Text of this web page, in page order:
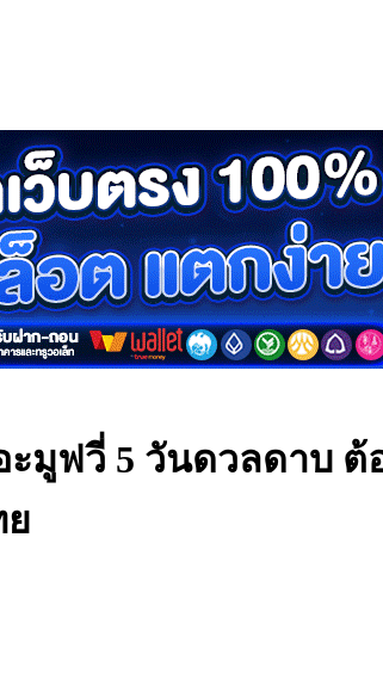
อะมูฟวี่ 5 วันดวลดาบ